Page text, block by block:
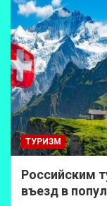
ТУРИЗМ
Российским
въезд в